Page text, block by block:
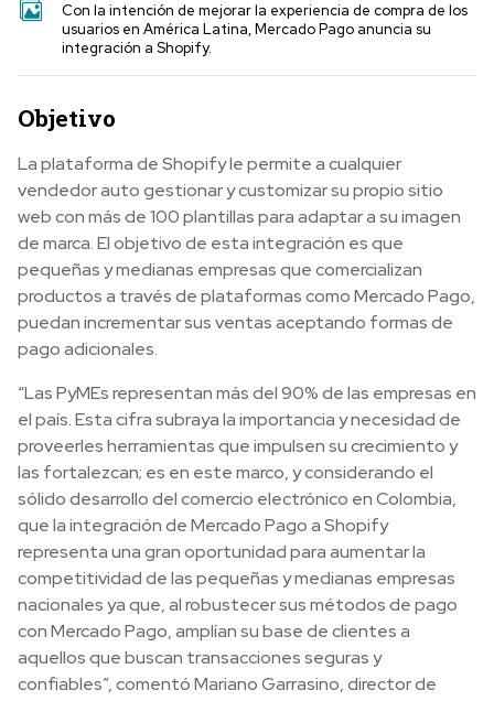
Con la intención de mejorar la experiencia de compra de los
usuarios en América Latina, Mercado Pago anuncia su
integración a Shopify.
Objetivo
La plataforma de Shopify le permite a cualquier
vendedor auto gestionar y customizar su propio sitio
web con más de 100 plantillas para adaptar a su imagen
de marca. El objetivo de esta integración es que
pequeñas y medianas empresas que comercializan
productos a través de plataformas como Mercado Pago,
puedan incrementar sus ventas aceptando formas de
pago adicionales.
“Las PyMEs representan más del 90% de las empresas en
el país. Esta cifra subraya la importancia y necesidad de
proveerles herramientas que impulsen su crecimiento y
las fortalezcan; es en este marco, y considerando el
sólido desarrollo del comercio electrónico en Colombia,
que la integración de Mercado Pago a Shopify
representa una gran oportunidad para aumentar la
competitividad de las pequeñas y medianas empresas
nacionales ya que, al robustecer sus métodos de pago
con Mercado Pago, amplían su base de clientes a
aquellos que buscan transacciones seguras y
confiables”, comentó Mariano Garrasino, director de